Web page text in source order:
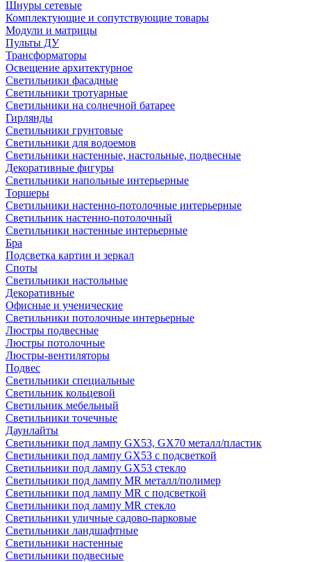
Шнуры сетевые
Комплектующие и сопутствующие товары
Модули и матрицы
Пульты ДУ
Трансформаторы
Освещение архитектурное
Светильники фасадные
Светильники тротуарные
Светильники на солнечной батарее
Гирлянды
Светильники грунтовые
Светильники для водоемов
Светильники настенные, настольные, подвесные
Декоративные фигуры
Светильники напольные интерьерные
Торшеры
Светильники настенно-потолочные интерьерные
Светильник настенно-потолочный
Светильники настенные интерьерные
Бра
Подсветка картин и зеркал
Споты
Светильники настольные
Декоративные
Офисные и ученические
Светильники потолочные интерьерные
Люстры подвесные
Люстры потолочные
Люстры-вентиляторы
Подвес
Светильники специальные
Светильник кольцевой
Светильник мебельный
Светильники точечные
Даунлайты
Светильники под лампу GX53, GX70 металл/пластик
Светильники под лампу GX53 с подсветкой
Светильники под лампу GX53 стекло
Светильники под лампу MR металл/полимер
Светильники под лампу MR с подсветкой
Светильники под лампу MR стекло
Светильники уличные садово-парковые
Светильники ландшафтные
Светильники настенные
Светильники подвесные